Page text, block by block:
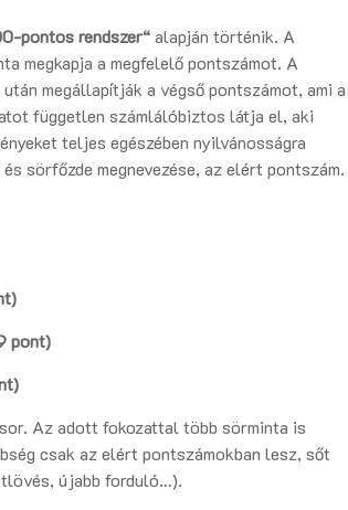
pontos rendszer“alapján történik. A
megkapja a megfelelő pontszámot. A
megállapítják a végső pontszámot, ami a
független számlálóbiztos látja el, aki
teljes egészében nyilvánosságra
sörfőzde megnevezése, az elért pontszám.
pont)
Az adott fokozattal több sörminta is
csak az elért pontszámokban lesz, sőt
újabb forduló…).